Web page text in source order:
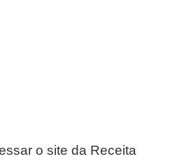
o site da Receita